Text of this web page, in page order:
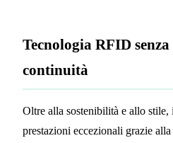
Tecnologia RFID
continuità
Oltre alla sostenibilità e allo
prestazioni eccezionali grazie